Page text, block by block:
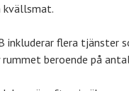
kvällsmat.
inkluderar flera tjänster
beroende på